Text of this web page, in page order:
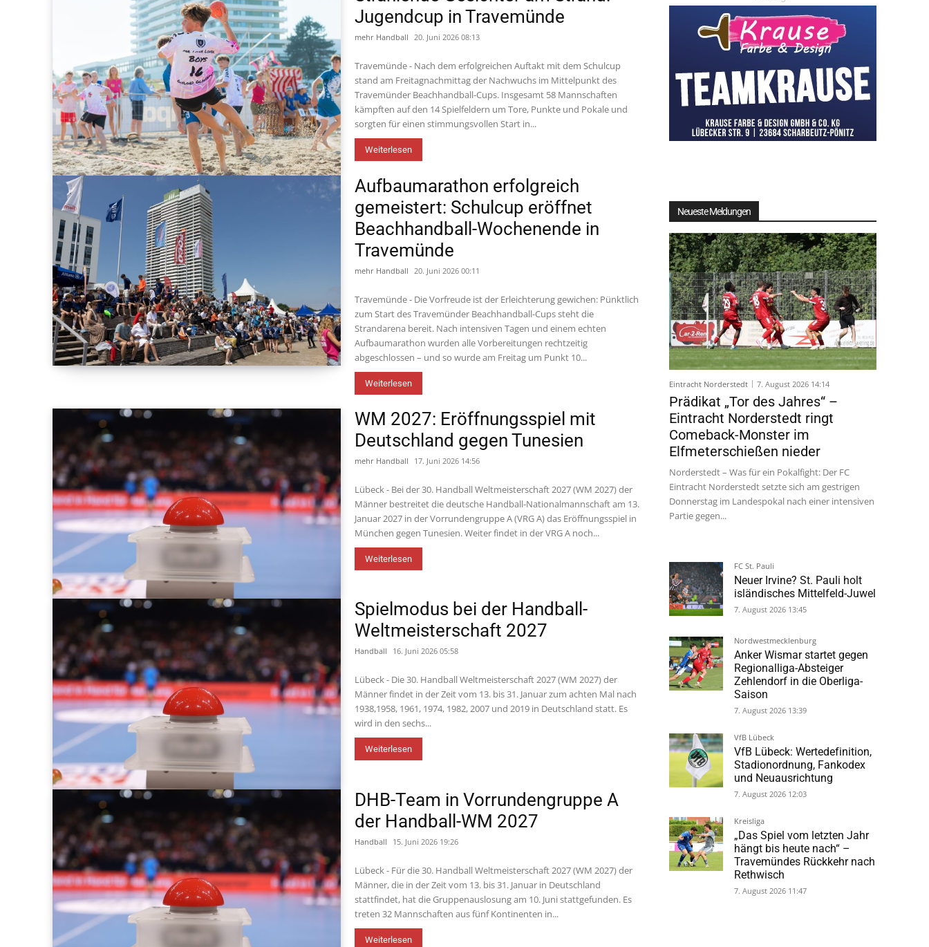
Jugendcup in Travemünde
mehr Handball 20. Juni 2026 08:13
Travemünde - Nach dem erfolgreichen Auftakt mit dem Schulcup
stand am Freitagnachmittag der Nachwuchs im Mittelpunkt des
Travemünder Beachhandball-Cups. Insgesamt 58 Mannschaften
kämpften auf den 14 Spielfeldern um Tore, Punkte und Pokale und
sorgten für einen stimmungsvollen Start in...
Weiterlesen
Aufbaumarathon erfolgreich
gemeistert: Schulcup eröffnet
Beachhandball-Wochenende in
Travemünde
mehr Handball 20. Juni 2026 00:11
Travemünde - Die Vorfreude ist der Erleichterung gewichen: Pünktlich
zum Start des Travemünder Beachhandball-Cups steht die
Strandarena bereit. Nach intensiven Tagen und einem echten
Aufbaumarathon wurden alle Vorbereitungen rechtzeitig
abgeschlossen – und so wurde am Freitag um Punkt 10...
Weiterlesen
WM 2027: Eröffnungsspiel mit
Deutschland gegen Tunesien
mehr Handball 17. Juni 2026 14:56
Lübeck - Bei der 30. Handball Weltmeisterschaft 2027 (WM 2027) der
Männer bestreitet die deutsche Handball-Nationalmannschaft am 13.
Januar 2027 in der Vorrundengruppe A (VRG A) das Eröffnungsspiel in
München gegen Tunesien. Weiter findet in der VRG A noch...
Weiterlesen
Spielmodus bei der Handball-
Weltmeisterschaft 2027
Handball 16. Juni 2026 05:58
Lübeck - Die 30. Handball Weltmeisterschaft 2027 (WM 2027) der
Männer findet in der Zeit vom 13. bis 31. Januar zum achten Mal nach
1938,1958, 1961, 1974, 1982, 2007 und 2019 in Deutschland statt. Es
wird in den sechs...
Weiterlesen
DHB-Team in Vorrundengruppe A
der Handball-WM 2027
Handball 15. Juni 2026 19:26
Lübeck - Für die 30. Handball Weltmeisterschaft 2027 (WM 2027) der
Männer, die in der Zeit vom 13. bis 31. Januar in Deutschland
stattfindet, hat die Gruppenauslosung am 10. Juni stattgefunden. Es
treten 32 Mannschaften aus fünf Kontinenten in...
Weiterlesen
Neueste Meldungen
Eintracht Norderstedt 7. August 2026 14:14
Prädikat „Tor des Jahres“ –
Eintracht Norderstedt ringt
Comeback-Monster im
Elfmeterschießen nieder
Norderstedt – Was für ein Pokalfight: Der FC
Eintracht Norderstedt setzte sich am gestrigen
Neuer Irvine? St. Pauli holt
7. August 2026 13:45
Nordwestmecklenburg
Anker Wismar startet gegen
Regionalliga-Absteiger
Zehlendorf in die Oberliga-
Saison
7. August 2026 13:39
VfB Lübeck
VfB Lübeck: Wertedefinition,
Stadionordnung, Fankodex
und Neuausrichtung
7. August 2026 12:03
Kreisliga
„Das Spiel vom letzten Jahr
hängt bis heute nach“ –
Travemündes Rückkehr nach